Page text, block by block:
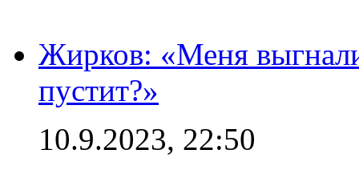
Жирков: «Меня
пустит?»
10.9.2023, 22:50